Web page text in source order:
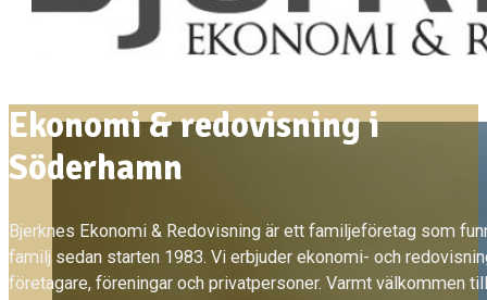
Ekonomi & redovisning i
Söderhamn
Bjerknes Ekonomi & Redovisning är ett familjeföretag som
familj sedan starten 1983. Vi erbjuder ekonomi- och
företagare, föreningar och privatpersoner. Varmt välkommen